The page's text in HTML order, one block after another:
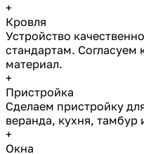
+
Кровля
Устройство
стандартам. Согласуем
материал.
+
Пристройка
Сделаем пристройку
веранда, кухня, тамбур
+
Окна